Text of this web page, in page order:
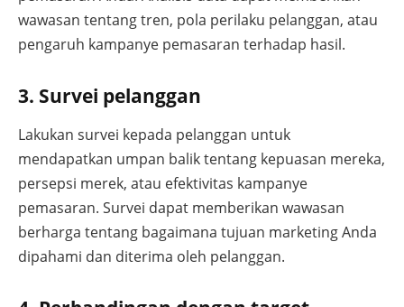
wawasan tentang tren, pola perilaku pelanggan, atau
pengaruh kampanye pemasaran terhadap hasil.
3. Survei pelanggan
Lakukan survei kepada pelanggan untuk
mendapatkan umpan balik tentang kepuasan mereka,
persepsi merek, atau efektivitas kampanye
pemasaran. Survei dapat memberikan wawasan
berharga tentang bagaimana tujuan marketing Anda
dipahami dan diterima oleh pelanggan.